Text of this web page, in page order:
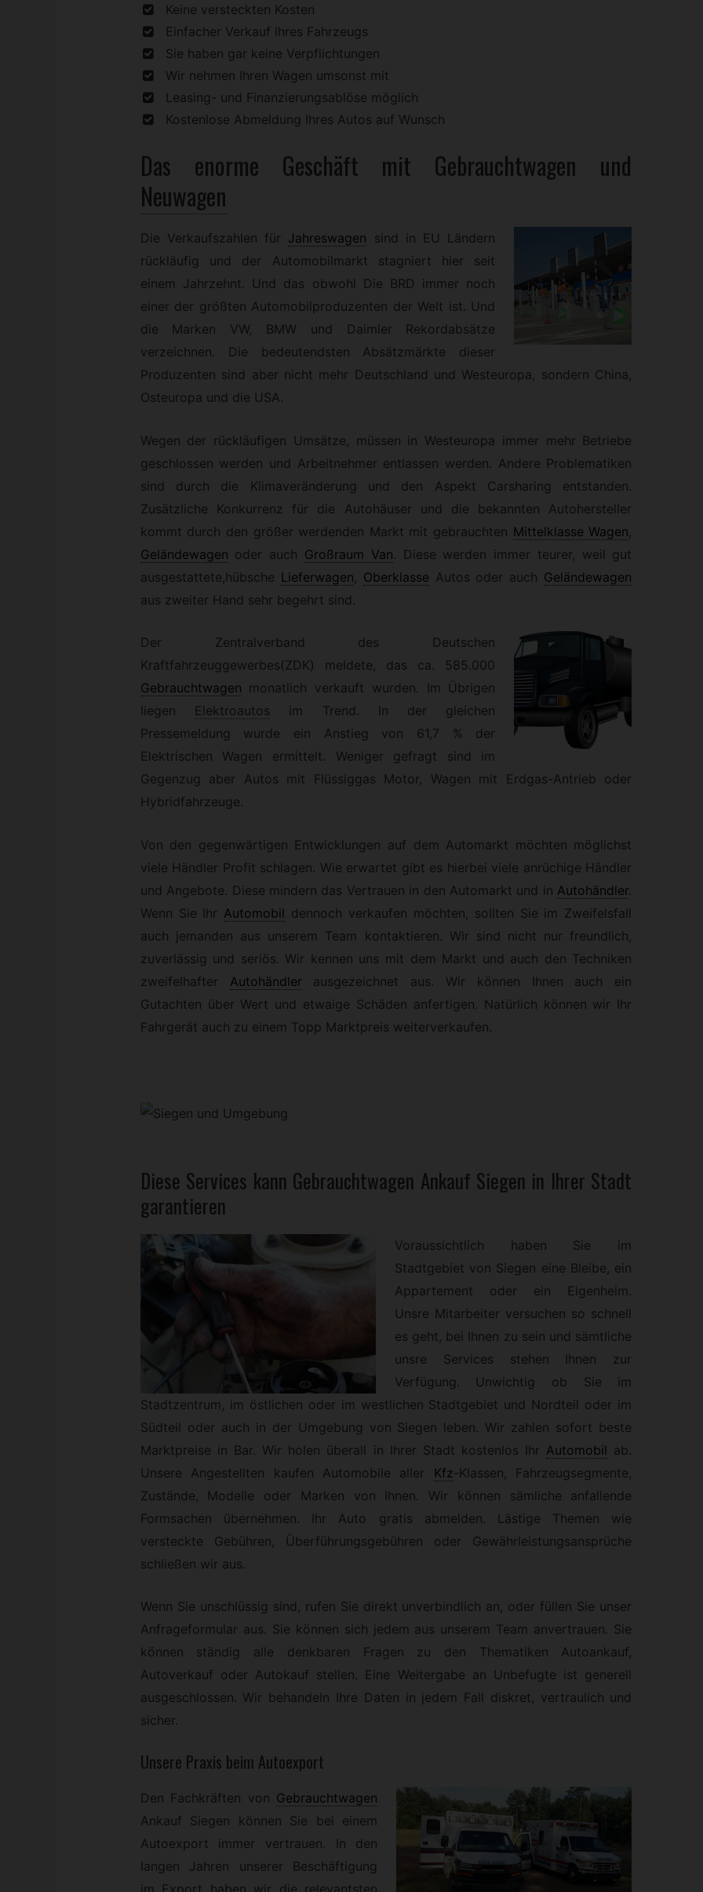
Keine versteckten Kosten
Einfacher Verkauf Ihres Fahrzeugs
Sie haben gar keine Verpflichtungen
Wir nehmen Ihren Wagen umsonst mit
Leasing- und Finanzierungsablöse möglich
Kostenlose Abmeldung Ihres Autos auf Wunsch
Das enorme Geschäft mit Gebrauchtwagen und
Neuwagen
Die Verkaufszahlen für Jahreswagen sind in EU Ländern
rückläufig und der Automobilmarkt stagniert hier seit
einem Jahrzehnt. Und das obwohl Die BRD immer noch
einer der größten Automobilproduzenten der Welt ist. Und
die Marken VW, BMW und Daimler Rekordabsätze
verzeichnen. Die bedeutendsten Absätzmärkte dieser
Produzenten sind aber nicht mehr Deutschland und Westeuropa, sondern China,
Osteuropa und die USA.
Wegen der rückläufigen Umsätze, müssen in Westeuropa immer mehr Betriebe
geschlossen werden und Arbeitnehmer entlassen werden. Andere Problematiken
sind durch die Klimaveränderung und den Aspekt Carsharing entstanden.
Zusätzliche Konkurrenz für die Autohäuser und die bekannten Autohersteller
kommt durch den größer werdenden Markt mit gebrauchten Mittelklasse Wagen
Geländewagen oder auch Großraum Van. Diese werden immer teurer, weil gut
ausgestattete,hübsche Lieferwagen Oberklasse Autos oder auch Geländewagen
aus zweiter Hand sehr begehrt sind.
Der Zentralverband des Deutschen
Kraftfahrzeuggewerbes(ZDK) meldete, das ca. 585.000
Gebrauchtwagen monatlich verkauft wurden. Im Übrigen
liegen
Elektroautos
im Trend. In der gleichen
Pressemeldung wurde ein Anstieg von 61,7 % der
Elektrischen Wagen ermittelt. Weniger gefragt sind im
Gegenzug aber Autos mit Flüssiggas Motor, Wagen mit Erdgas-Antrieb oder
Hybridfahrzeuge.
Von den gegenwärtigen Entwicklungen auf dem Automarkt möchten möglichst
viele Händler Profit schlagen. Wie erwartet gibt es hierbei viele anrüchige Händler
und Angebote. Diese mindern das Vertrauen in den Automarkt und in Autohändler.
Wenn Sie Ihr Automobil dennoch verkaufen möchten, sollten Sie im Zweifelsfall
auch jemanden aus unserem Team kontaktieren. Wir sind nicht nur freundlich,
zuverlässig und seriös. Wir kennen uns mit dem Markt und auch den Techniken
zweifelhafter Autohändler ausgezeichnet aus. Wir können Ihnen auch ein
Gutachten über Wert und etwaige Schäden anfertigen. Natürlich können wir Ihr
Fahrgerät auch zu einem Topp Marktpreis weiterverkaufen.
Diese Services kann Gebrauchtwagen Ankauf Siegen in Ihrer Stadt
garantieren
Voraussichtlich haben Sie im
Stadtgebiet von Siegen eine Bleibe, ein
Appartement oder ein Eigenheim.
Unsre Mitarbeiter versuchen so schnell
es geht, bei Ihnen zu sein und sämtliche
unsre Services stehen Ihnen zur
Verfügung. Unwichtig ob Sie im
Stadtzentrum, im östlichen oder im westlichen Stadtgebiet und Nordteil oder im
Südteil oder auch in der Umgebung von Siegen leben. Wir zahlen sofort beste
Marktpreise in Bar. Wir holen überall in Ihrer Stadt kostenlos Ihr Automobil ab.
Unsere Angestellten kaufen Automobile aller
Kfz Klassen, Fahrzeugsegmente,
Zustände, Modelle oder Marken von Ihnen. Wir können sämliche anfallende
Formsachen übernehmen. Ihr Auto gratis abmelden. Lästige Themen wie
versteckte Gebühren, Überführungsgebühren oder Gewährleistungsansprüche
schließen wir aus.
Wenn Sie unschlüssig sind, rufen Sie direkt unverbindlich an, oder füllen Sie unser
Anfrageformular aus. Sie können sich jedem aus unserem Team anvertrauen. Sie
können ständig alle denkbaren Fragen zu den Thematiken Autoankauf,
Autoverkauf oder Autokauf stellen. Eine Weitergabe an Unbefugte ist generell
ausgeschlossen. Wir behandeln Ihre Daten in jedem Fall diskret, vertraulich und
sicher.
Unsere Praxis beim Autoexport
Den Fachkräften von Gebrauchtwagen
Ankauf Siegen können Sie bei einem
Autoexport immer vertrauen. In den
langen Jahren unserer Beschäftigung
im Export haben wir die relevantsten